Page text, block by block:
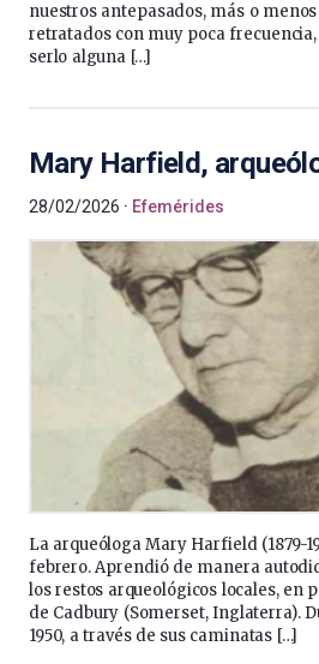
nuestros antepasados, más o
retratados con muy poca
serlo alguna […]
Mary Harfield,
28/02/2026 Efemérides
La arqueóloga Mary Harfield (1879-
febrero. Aprendió de manera
los restos arqueológicos locales, en
de Cadbury (Somerset, Inglaterra).
1950, a través de sus caminatas […]